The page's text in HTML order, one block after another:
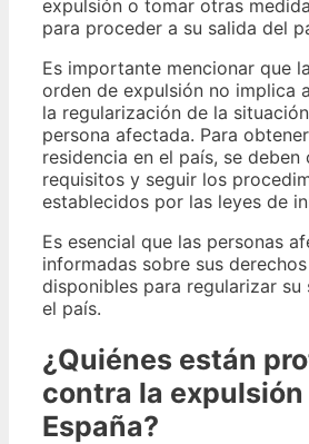
expulsión o tomar otras
para proceder a su salida del
Es importante mencionar que
orden de expulsión no implica
la regularización de la
persona afectada. Para
residencia en el país, se
requisitos y seguir los
establecidos por las leyes de
Es esencial que las personas
informadas sobre sus
disponibles para regularizar su
el país.
¿Quiénes están
contra la expulsión
España?